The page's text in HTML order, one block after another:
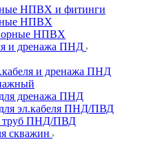
НПВХ и фитинги
НПВХ
НПВХ
и дренажа ПНД
и дренажа ПНД
дренажа ПНД
эл.кабеля ПНД/ПВД
труб ПНД/ПВД
скважин